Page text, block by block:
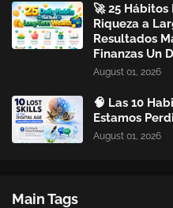
🚀 25
Riqueza a
Resultados
Finanzas Un
August 01, 2026
🧠 Las 10
Estamos
August 01, 2026
Main Tags